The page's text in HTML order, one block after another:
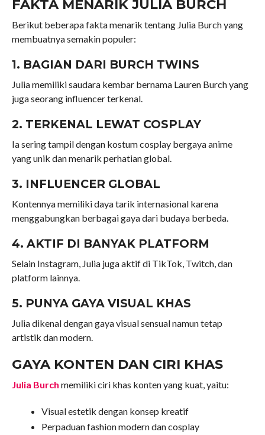
FAKTA MENARIK JULIA BURCH
Berikut beberapa fakta menarik tentang Julia Burch yang
membuatnya semakin populer:
1. BAGIAN DARI BURCH TWINS
Julia memiliki saudara kembar bernama Lauren Burch yang
juga seorang influencer terkenal.
2. TERKENAL LEWAT COSPLAY
Ia sering tampil dengan kostum cosplay bergaya anime
yang unik dan menarik perhatian global.
3. INFLUENCER GLOBAL
Kontennya memiliki daya tarik internasional karena
menggabungkan berbagai gaya dari budaya berbeda.
4. AKTIF DI BANYAK PLATFORM
Selain Instagram, Julia juga aktif di TikTok, Twitch, dan
platform lainnya.
5. PUNYA GAYA VISUAL KHAS
Julia dikenal dengan gaya visual sensual namun tetap
artistik dan modern.
GAYA KONTEN DAN CIRI KHAS
Julia Burch memiliki ciri khas konten yang kuat, yaitu:
Visual estetik dengan konsep kreatif
Perpaduan fashion modern dan cosplay